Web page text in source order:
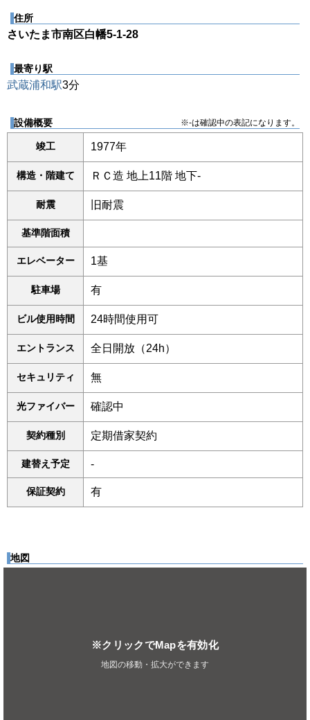
住所
さいたま市南区白幡5-1-28
最寄り駅
武蔵浦和駅3分
設備概要 ※-は確認中の表記になります。
竣工 1977年
構造・階建て ＲＣ造 地上11階 地下-
耐震 旧耐震
基準階面積
エレベーター 1基
駐車場 有
ビル使用時間 24時間使用可
エントランス 全日開放（24h）
セキュリティ 無
光ファイバー 確認中
契約種別 定期借家契約
建替え予定 -
保証契約 有
地図
※クリックでMapを有効化
地図の移動・拡大ができます